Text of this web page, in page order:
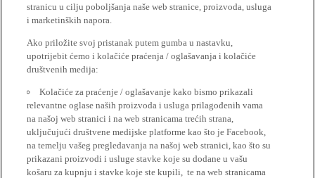
stranicu u cilju poboljšanja naše web stranice, proizvoda, usluga
i marketinških napora.
Ako priložite svoj pristanak putem gumba u nastavku,
upotrijebit ćemo i kolačiće praćenja / oglašavanja i kolačiće
društvenih medija:
Kolačiće za praćenje / oglašavanje kako bismo prikazali
relevantne oglase naših proizvoda i usluga prilagođenih vama
na našoj web stranici i na web stranicama trećih strana,
uključujući društvene medijske platforme kao što je Facebook,
na temelju vašeg pregledavanja na našoj web stranici, kao što su
prikazani proizvodi i usluge stavke koje su dodane u vašu
košaru za kupnju i stavke koje ste kupili, te na web stranicama